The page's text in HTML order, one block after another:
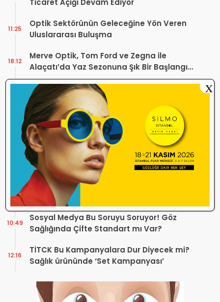
Ticaret Açığı Devam Ediyor
Optik Sektörünün Geleceğine Yön Veren
Uluslararası Buluşma
11:25
Merve Optik, Tom Ford ve Zegna ile
Alaçatı’da Yaz Sezonuna Şık Bir Başlangıç ​​
Yaptı
18:12
Optik Mağazalarındaki Hizmet Kalitesi
Mercek Altında! Görüşünüz Sektörün
Geleceğini Şekillendirebilir
Yönetmelik Tartışmalarına TOGB’dan
Açıklama! Yeni Hüküm Yok, Teknik
Düzenleme Var
13:32
Danıştay’dan TOGB’ye İki Kritik Karar!
Atilla Karip’in Açtığı Davalarda Yürütmeyi
Durdurma Kararı
Bir günde 150 bin kişi okudu! Optik sektörü
neden konuşuyor?
13:16
Sosyal Medya Bu Soruyu Soruyor! Göz
Sağlığında Çifte Standart mı Var?
10:49
TİTCK Bu Kampanyalara Dur Diyecek mi?
Sağlık ürününde ‘Set Kampanyası’
12:16
X